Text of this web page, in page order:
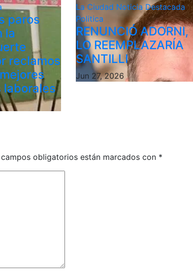
paros
la
reclamos
laborales
La Ciudad Noticia Destacada
Politica
RENUNCIÓ ADORNI,
LO REEMPLAZARÍA
SANTILLI
Jun 27, 2026
obligatorios están marcados con *